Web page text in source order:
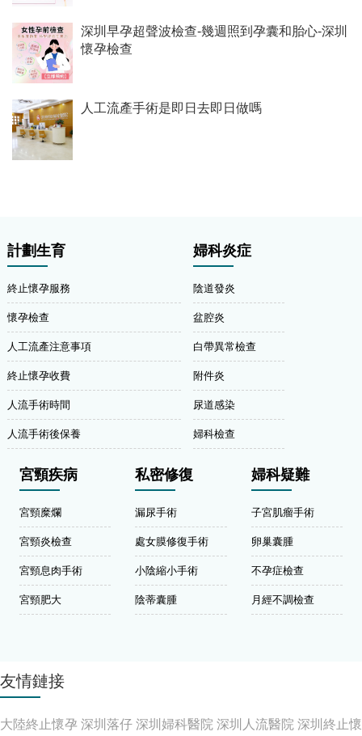
深圳早孕超聲波檢查-幾週照到孕囊和胎心-深圳
懷孕檢查
人工流產手術是即日去即日做嗎
計劃生育
終止懷孕服務
懷孕檢查
人工流產注意事項
終止懷孕收費
人流手術時間
人流手術後保養
婦科炎症
陰道發炎
盆腔炎
白帶異常檢查
附件炎
尿道感染
婦科檢查
宮頸疾病
宮頸糜爛
宮頸炎檢查
宮頸息肉手術
宮頸肥大
私密修復
漏尿手術
處女膜修復手術
小陰縮小手術
陰蒂囊腫
婦科疑難
子宮肌瘤手術
卵巢囊腫
不孕症檢查
月經不調檢查
友情鏈接
大陸終止懷孕 深圳落仔深圳婦科醫院深圳人流醫院深圳終止懷